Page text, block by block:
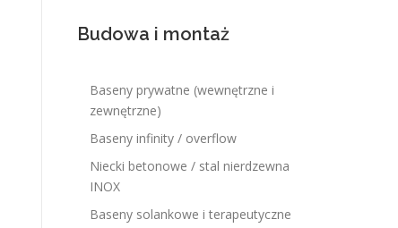
Budowa i montaż
Baseny prywatne (wewnętrzne i
zewnętrzne)
Baseny infinity / overflow
Niecki betonowe / stal nierdzewna
INOX
Baseny solankowe i terapeutyczne